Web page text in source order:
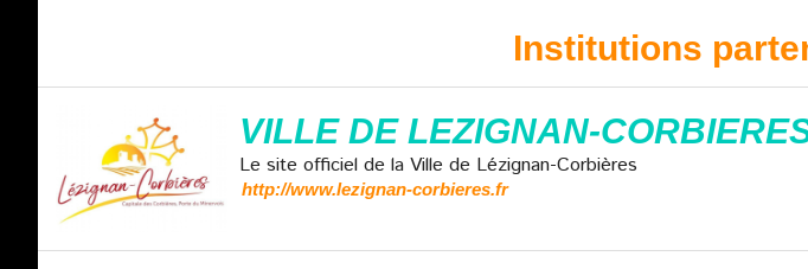
Institutions
VILLE DE LEZIGNAN-
Le site officiel de la Ville de Lézignan-Corbières
http://www.lezignan-corbieres.fr